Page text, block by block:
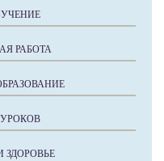
РАБОТА
ЗДОРОВЬЕ